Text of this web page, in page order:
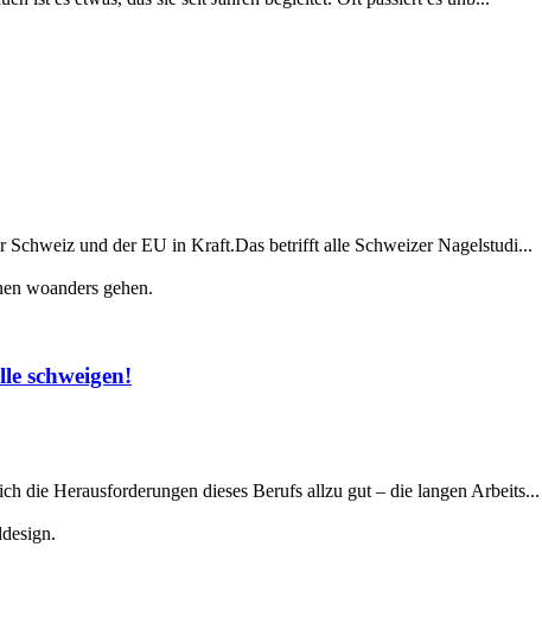
und der EU in Kraft.Das betrifft alle Schweizer Nagelstudi...
schweigen!
die Herausforderungen dieses Berufs allzu gut – die langen Arbeits...